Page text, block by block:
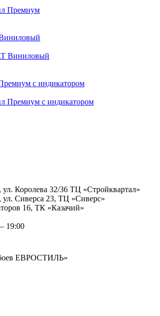
Премиум
Виниловый
Премиум с индикатором
ул. Королева 32/36 ТЦ «Стройквартал»
ул. Сиверса 23, ТЦ «Сиверс»
16, ТК «Казачий»
19:00
ЕВРОСТИЛЬ»